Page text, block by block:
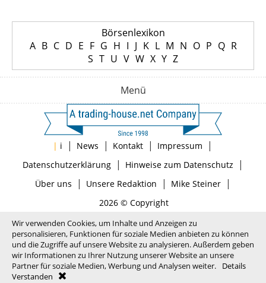
Börsenlexikon
A B C D E F G H I J K L M N O P Q R
S T U V W X Y Z
Menü
| i | News | Kontakt | Impressum |
Datenschutzerklärung| Hinweise zum Datenschutz |
Über uns | Unsere Redaktion | Mike Steiner|
2026 © Copyright
Wir verwenden Cookies, um Inhalte und Anzeigen zu
personalisieren, Funktionen für soziale Medien anbieten zu können
und die Zugriffe auf unsere Website zu analysieren. Außerdem geben
wir Informationen zu Ihrer Nutzung unserer Website an unsere
Partner für soziale Medien, Werbung und Analysen weiter.
Details
Verstanden